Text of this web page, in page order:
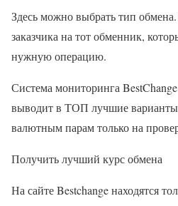
Здесь можно выбрать тип
заказчика на тот обменник,
нужную операцию.
Система мониторинга
выводит в ТОП лучшие
валютным парам только на
Получить лучший курс обмена
На сайте Bestchange находятся